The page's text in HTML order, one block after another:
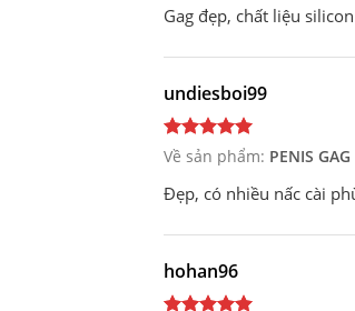
Gag đẹp, chất liệu
undiesboi99
Về sản phẩm: PENIS
Đẹp, có nhiều nấc cài
hohan96